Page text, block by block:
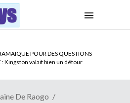
POUR DES QUESTIONS
: Kingston valait bien un détour
De Raogo